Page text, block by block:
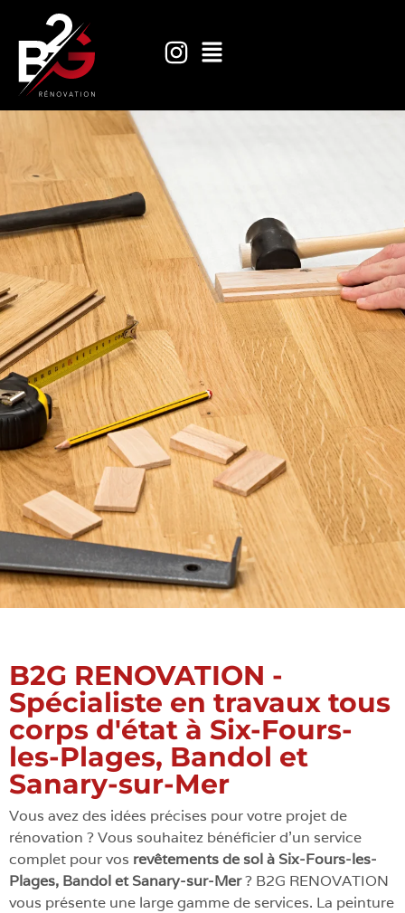
B2G RENOVATION -
Spécialiste en travaux tous
corps d'état à Six-Fours-
les-Plages, Bandol et
Sanary-sur-Mer
Vous avez des idées précises pour votre projet de
rénovation ? Vous souhaitez bénéficier d’un service
complet pour vos revêtements de sol à Six-Fours-les-
Plages, Bandol et Sanary-sur-Mer? B2G RENOVATION
vous présente une large gamme de services. La peinture